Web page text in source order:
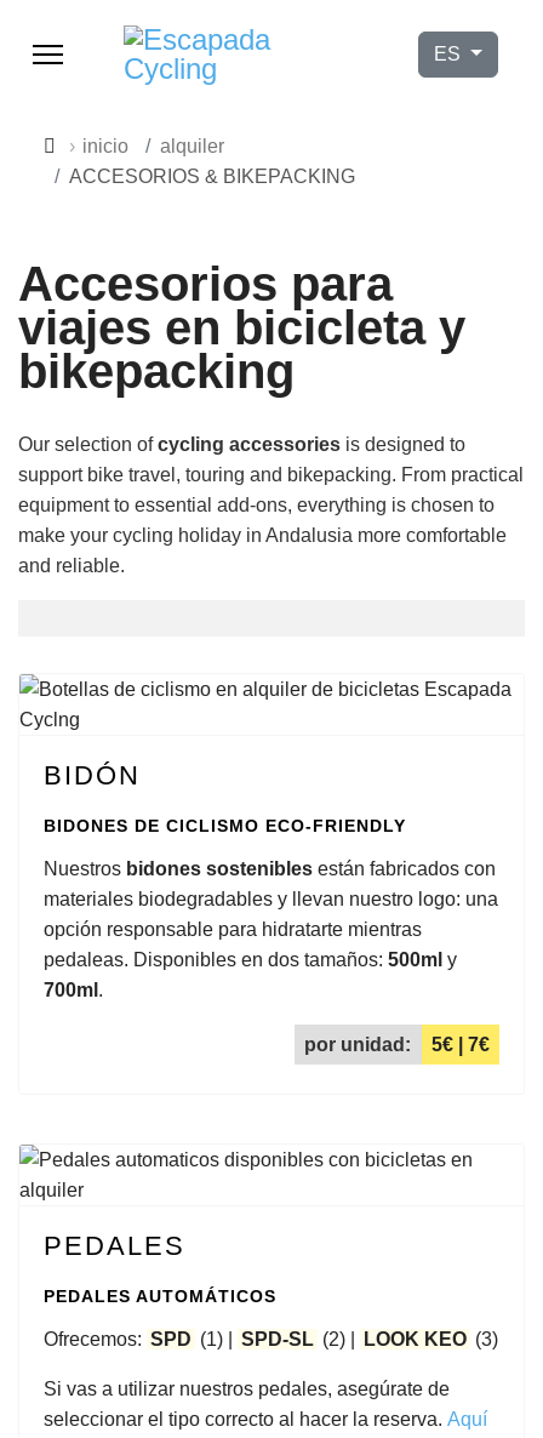
Seleccione
ES
inicio
alquiler
ACCESORIOS & BIKEPACKING
Accesorios para
viajes en bicicleta y
bikepacking
Our selection ofcycling accessories is designed to
support bike travel, touring and bikepacking. From practical
equipment to essential add-ons, everything is chosen to
make your cycling holiday in Andalusia more comfortable
and reliable.
BIDÓN
BIDONES DE CICLISMO ECO-FRIENDLY
Nuestros bidones sostenibles están fabricados con
materiales biodegradables y llevan nuestro logo: una
opción responsable para hidratarte mientras
pedaleas. Disponibles en dos tamaños: 500ml y
700ml .
por unidad: 5€ | 7€
PEDALES
PEDALES AUTOMÁTICOS
Ofrecemos: SPD (1) | SPD-SL (2) | LOOK KEO (3)
Si vas a utilizar nuestros pedales, asegúrate de
seleccionar el tipo correcto al hacer la reserva. Aquí